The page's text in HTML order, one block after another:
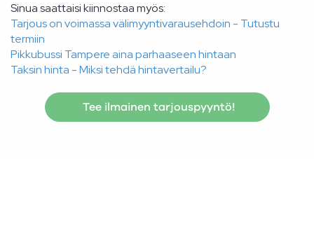
Sinua saattaisi kiinnostaa myös:
Tarjous on voimassa välimyyntivarausehdoin - Tutustu
termiin
Pikkubussi Tampere aina parhaaseen hintaan
Taksin hinta - Miksi tehdä hintavertailu?
Tee ilmainen tarjouspyyntö!